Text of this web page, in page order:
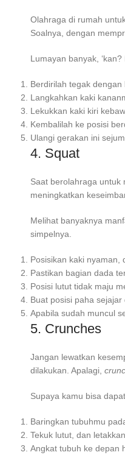
Olahraga di rumah
Soalnya, dengan
Lumayan banyak,
Berdirilah tegak
Langkahkan kaki
Lekukkan kaki kiri
Kembalilah ke posisi
Ulangi gerakan ini
4. Squat
Saat berolahraga untuk
meningkatkan
Melihat banyaknya
simpelnya.
Posisikan kaki nyaman,
Pastikan bagian dada
Posisi lutut tidak maju
Buat posisi paha
Apabila sudah muncul
5. Crunches
Jangan lewatkan
dilakukan. Apalagi,
Supaya kamu bisa
Baringkan tubuhmu
Tekuk lutut, dan
Angkat tubuh ke depan